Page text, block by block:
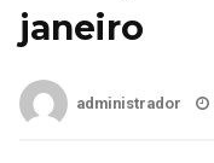
janeiro
administrador